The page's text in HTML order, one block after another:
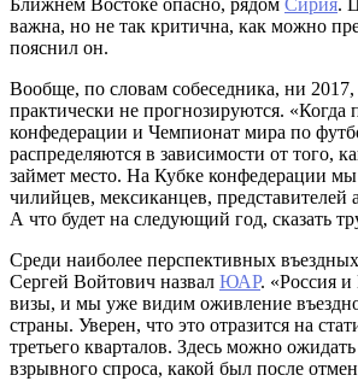
Ближнем Востоке опасно, рядом Сирия.
важна, но не так критична, как можно
пояснил он.
Вообще, по словам собеседника, ни
практически не прогнозируются. «Когда
конфедерации и Чемпионат мира по
распределяются в зависимости от того,
займет место. На Кубке конфедерации
чилийцев, мексиканцев, представителей
А что будет на следующий год, сказать
Среди наиболее перспективных
Сергей Войтович назвал ЮАР. «Россия
визы, и мы уже видим оживление
страны. Уверен, что это отразится на
третьего кварталов. Здесь можно
взрывного спроса, какой был после